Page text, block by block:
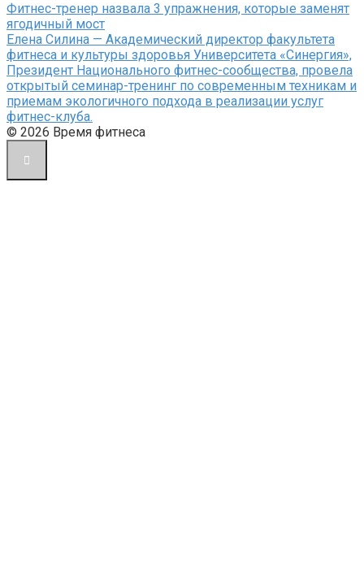
Фитнес-тренер назвала 3 упражнения, которые заменят
ягодичный мост
Елена Силина — Академический директор факультета
фитнеса и культуры здоровья Университета «Синергия»,
Президент Национального фитнес-сообщества, провела
открытый семинар-тренинг по современным техникам и
приемам экологичного подхода в реализации услуг
фитнес-клуба.
© 2026 Время фитнеса